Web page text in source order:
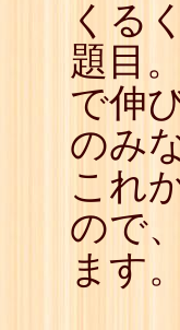
くる
題目
で伸
のみ
これ
ので
ます。